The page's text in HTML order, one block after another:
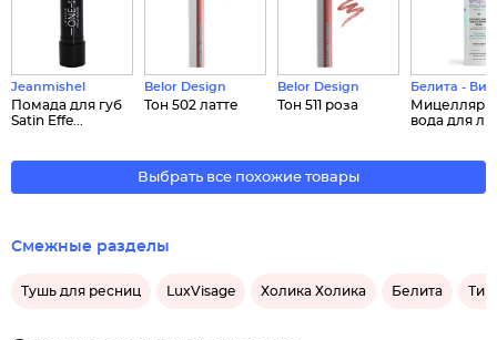
Jeanmishel
Помада для губ
Satin Effe...
Belor Design
Тон 502 латте
Belor Design
Тон 511 роза
Белита -
вода для
Выбрать все похожие товары
Смежные разделы
Тушь для ресниц LuxVisage Холика Холика Белита